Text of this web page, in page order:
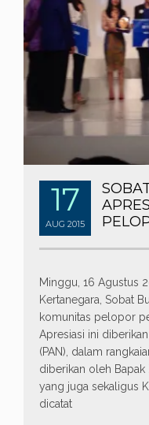
17
AUG 2015
Minggu, 16 Agustus
Kertanegara, Sobat
komunitas pelopor
Apresiasi ini
(PAN), dalam
diberikan oleh Bapak
yang juga sekaligus
dicatat